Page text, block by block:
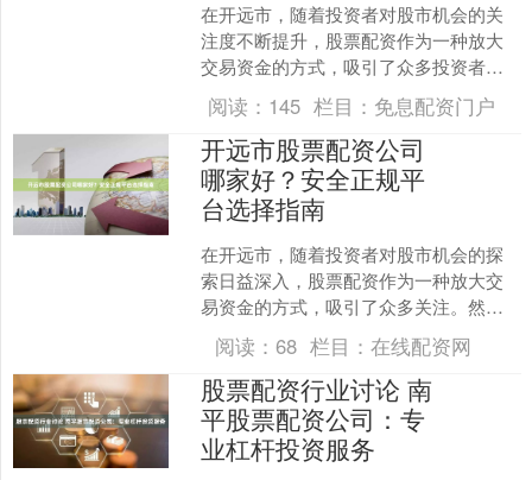
在开远市，随着投资者对股市机会的关
注度不断提升，股票配资作为一种放大
交易资金的方式，吸引了众多投资者的
目光。然而，面对市场上众多的配资公
司，如何选择一家正规、可....
阅读： 145 栏目： 免息配资门户
开远市股票配资公司
哪家好？安全正规平
台选择指南
在开远市，随着投资者对股市机会的探
索日益深入，股票配资作为一种放大交
易资金的方式，吸引了众多关注。然
而，面对市场上众多的配资公司，如何
选择一家安全、正规且适合自....
阅读：68 栏目：在线配资网
股票配资行业讨论 南
平股票配资公司：专
业杠杆投资服务